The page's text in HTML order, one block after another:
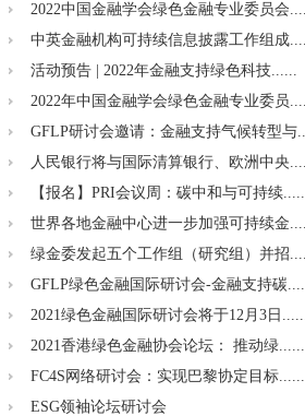
2022中国金融学会绿色金融专业委员会
中英金融机构可持续信息披露工作组成
活动预告 | 2022年金融支持绿色科技......
2022年中国金融学会绿色金融专业委员
GFLP研讨会邀请：金融支持气候转型与
人民银行将与国际清算银行、欧洲中央
【报名】PRI会议周：碳中和与可持续
世界各地金融中心进一步加强可持续金
绿金委发起五个工作组（研究组）并招
GFLP绿色金融国际研讨会-金融支持碳
2021绿色金融国际研讨会将于12月3日
2021香港绿色金融协会论坛： 推动绿......
​FC4S网络研讨会：实现巴黎协定目标......
ESG领袖论坛研讨会